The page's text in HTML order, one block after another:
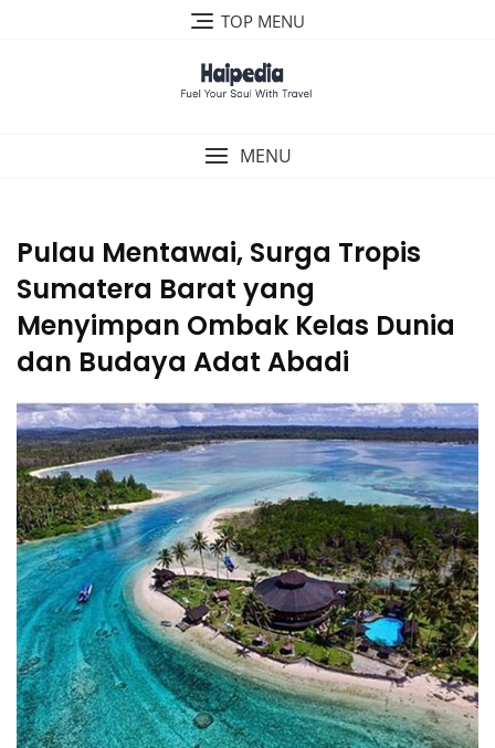
TOP MENU
MENU
Pulau Mentawai, Surga Tropis
Sumatera Barat yang
Menyimpan Ombak Kelas Dunia
dan Budaya Adat Abadi